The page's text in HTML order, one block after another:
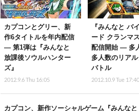
カプコンとグリー、新
作6タイトルを年内配信
― 第1弾は『みんなと
放課後ソウルハンター
ズ』
2012.9.6 Thu 16:05
『みんなと バ
ード クランマ
配信開始 ― 多
多人数のリア
バトル
2012.10.9 Tue
カプコン、新作ソーシャルゲーム『みんな